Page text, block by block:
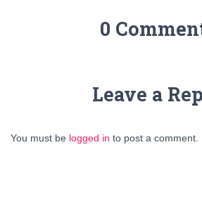
0
Leave a
You must be logged in to post a comment.